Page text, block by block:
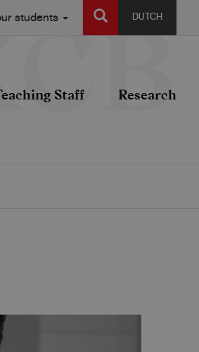
DUTCH
SEARCH
students
Staff Research